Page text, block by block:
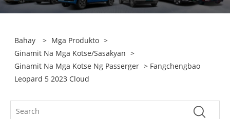
Bahay > Mga Produkto >
Ginamit Na Mga Kotse/sasakyan >
Ginamit Na Mga Kotse Ng Passerger > Fangchengbao
Leopard 5 2023 Cloud